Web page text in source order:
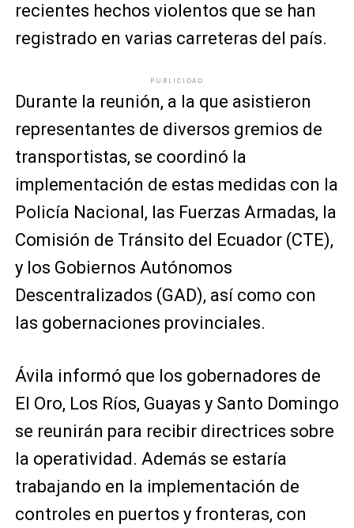
recientes hechos violentos que se han
registrado en varias carreteras del país.
PUBLICIDAD
Durante la reunión, a la que asistieron
representantes de diversos gremios de
transportistas, se coordinó la
implementación de estas medidas con la
Policía Nacional, las Fuerzas Armadas, la
Comisión de Tránsito del Ecuador (CTE),
y los Gobiernos Autónomos
Descentralizados (GAD), así como con
las gobernaciones provinciales.
Ávila informó que los gobernadores de
El Oro, Los Ríos, Guayas y Santo Domingo
se reunirán para recibir directrices sobre
la operatividad. Además se estaría
trabajando en la implementación de
controles en puertos y fronteras, con